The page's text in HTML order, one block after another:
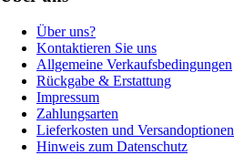
Über uns?
Kontaktieren Sie uns
Allgemeine Verkaufsbedingungen
Rückgabe & Erstattung
Impressum
Zahlungsarten
Lieferkosten und Versandoptionen
Hinweis zum Datenschutz